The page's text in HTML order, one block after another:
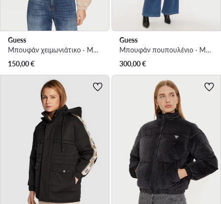
Guess
Μπουφάν χειμωνιάτικο · Μπεζ
150,00€
Guess
Μπουφάν πουπουλένιο · Μπεζ
300,00€